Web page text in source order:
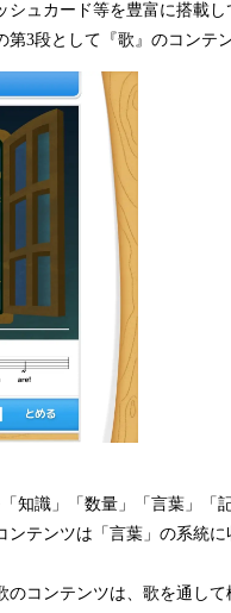
ュカード等を豊富に搭載
3段として『歌』のコンテ
知識」「数量」「言葉」「
テンツは「言葉」の系統に
のコンテンツは、歌を通し